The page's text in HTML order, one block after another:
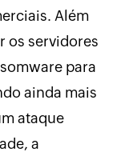
Além
os servidores
para
ainda mais
ataque
a